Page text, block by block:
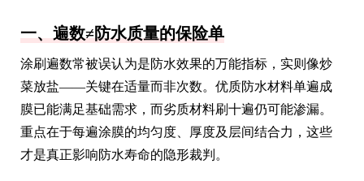
一、遍数≠防水质量的保险单
涂刷遍数常被误认为是防水效果的万能指标，实则像炒
菜放盐——关键在适量而非次数。优质防水材料单遍成
膜已能满足基础需求，而劣质材料刷十遍仍可能渗漏。
重点在于每遍涂膜的均匀度、厚度及层间结合力，这些
才是真正影响防水寿命的隐形裁判。